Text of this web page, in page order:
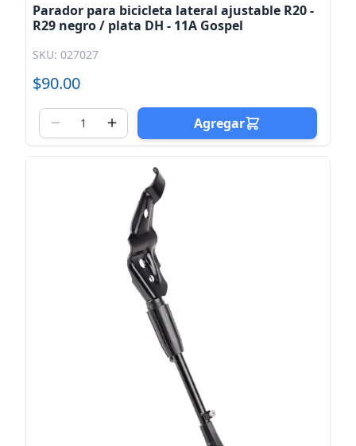
Parador para bicicleta lateral ajustable R20 -
R29 negro / plata DH - 11A Gospel
SKU: 027027
$90.00
Agregar